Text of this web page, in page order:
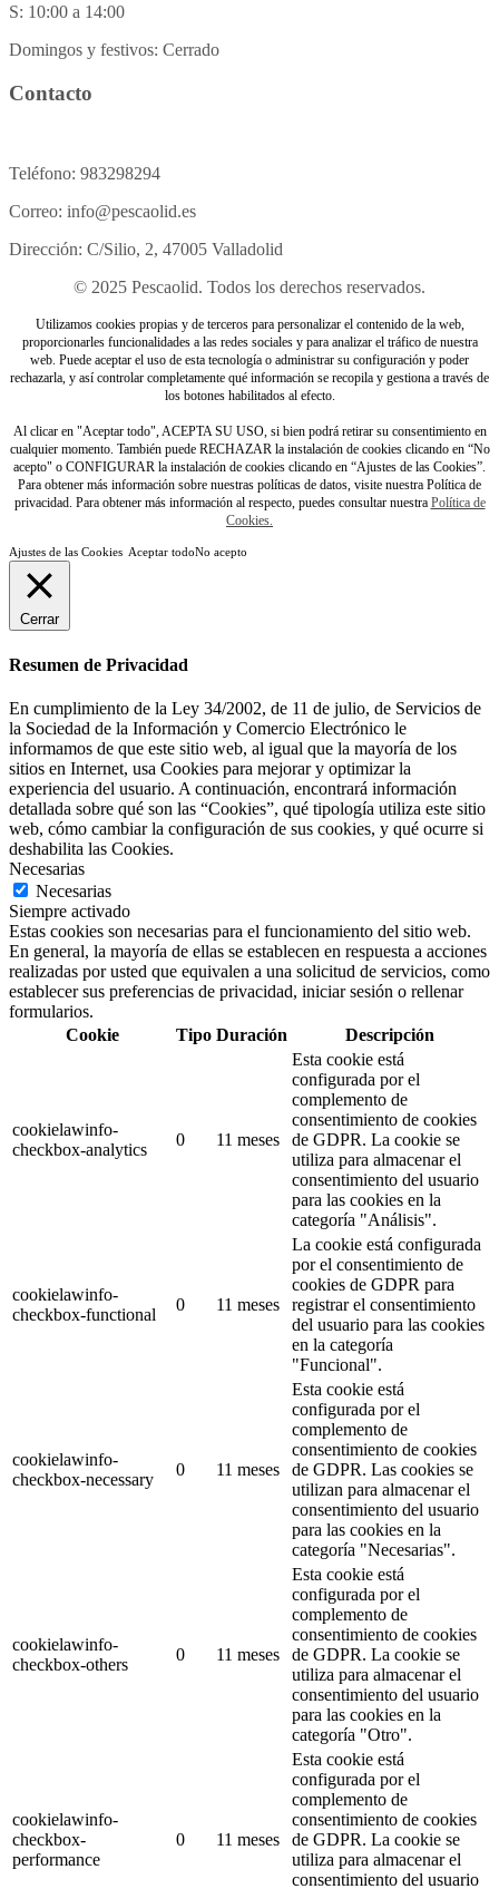
S: 10:00 a 14:00
Domingos y festivos: Cerrado
Contacto
Teléfono: 983298294
Correo: info@pescaolid.es
Dirección: C/Silio, 2, 47005 Valladolid
© 2025 Pescaolid. Todos los derechos reservados.
Utilizamos cookies propias y de terceros para personalizar el contenido de la web,
proporcionarles funcionalidades a las redes sociales y para analizar el tráfico de nuestra
web. Puede aceptar el uso de esta tecnología o administrar su configuración y poder
rechazarla, y así controlar completamente qué información se recopila y gestiona a través de
los botones habilitados al efecto.
Al clicar en "Aceptar todo", ACEPTA SU USO, si bien podrá retirar su consentimiento en
cualquier momento. También puede RECHAZAR la instalación de cookies clicando en “No
acepto" o CONFIGURAR la instalación de cookies clicando en “Ajustes de las Cookies”.
Para obtener más información sobre nuestras políticas de datos, visite nuestra Política de
privacidad. Para obtener más información al respecto, puedes consultar nuestra Política de
Cookies.
Ajustes de las Cookies Aceptar todoNo acepto
Cerrar
Resumen de Privacidad
En cumplimiento de la Ley 34/2002, de 11 de julio, de Servicios de
la Sociedad de la Información y Comercio Electrónico le
informamos de que este sitio web, al igual que la mayoría de los
sitios en Internet, usa Cookies para mejorar y optimizar la
experiencia del usuario. A continuación, encontrará información
detallada sobre qué son las “Cookies”, qué tipología utiliza este sitio
web, cómo cambiar la configuración de sus cookies, y qué ocurre si
deshabilita las Cookies.
Necesarias
Necesarias
Siempre activado
Estas cookies son necesarias para el funcionamiento del sitio web.
En general, la mayoría de ellas se establecen en respuesta a acciones
realizadas por usted que equivalen a una solicitud de servicios, como
establecer sus preferencias de privacidad, iniciar sesión o rellenar
formularios.
Cookie
Tipo Duración Descripción
cookielawinfo-
checkbox-analytics
0 11 meses
Esta cookie está
configurada por el
complemento de
consentimiento de cookies
de GDPR. La cookie se
utiliza para almacenar el
consentimiento del usuario
para las cookies en la
categoría "Análisis".
cookielawinfo-
checkbox-functional
0 11 meses
La cookie está configurada
por el consentimiento de
cookies de GDPR para
registrar el consentimiento
del usuario para las cookies
en la categoría
"Funcional".
cookielawinfo-
checkbox-necessary
0 11 meses
Esta cookie está
configurada por el
complemento de
consentimiento de cookies
de GDPR. Las cookies se
utilizan para almacenar el
consentimiento del usuario
para las cookies en la
categoría "Necesarias".
cookielawinfo-
checkbox-others
0 11 meses
Esta cookie está
configurada por el
complemento de
consentimiento de cookies
de GDPR. La cookie se
utiliza para almacenar el
consentimiento del usuario
para las cookies en la
categoría "Otro".
cookielawinfo-
checkbox-
performance
0 11 meses
Esta cookie está
configurada por el
complemento de
consentimiento de cookies
de GDPR. La cookie se
utiliza para almacenar el
consentimiento del usuario